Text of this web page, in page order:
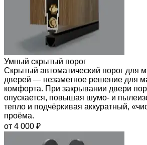
Умный скрытый порог
Скрытый автоматический порог для
дверей — незаметное решение для
комфорта. При закрывании двери
опускается, повышая шумо- и
тепло и подчёркивая аккуратный,
проёма.
от 4 000 ₽